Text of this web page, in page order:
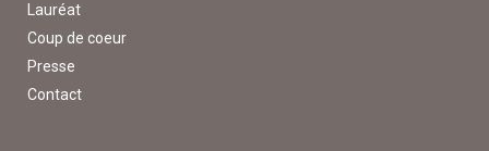
Lauréat
Coup de coeur
Presse
Contact